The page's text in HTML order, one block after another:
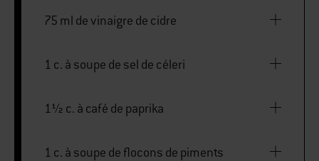
75 ml de vinaigre de cidre
1 c. à soupe de sel de céleri
1½ c. à café de paprika
1 c. à soupe de flocons de piments